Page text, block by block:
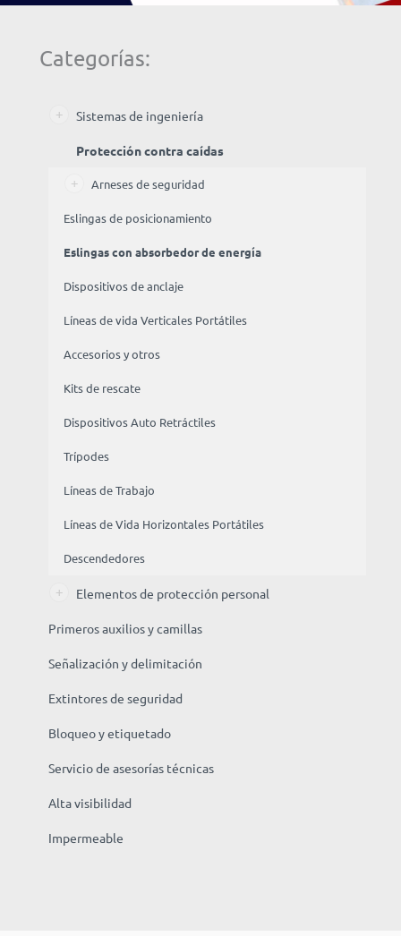
Categorías:
Sistemas de ingeniería
Protección contra caídas
Arneses de seguridad
Eslingas de posicionamiento
Eslingas con absorbedor de energía
Dispositivos de anclaje
Líneas de vida Verticales Portátiles
Accesorios y otros
Kits de rescate
Dispositivos Auto Retráctiles
Trípodes
Líneas de Trabajo
Líneas de Vida Horizontales Portátiles
Descendedores
Elementos de protección personal
Primeros auxilios y camillas
Señalización y delimitación
Extintores de seguridad
Bloqueo y etiquetado
Servicio de asesorías técnicas
Alta visibilidad
Impermeable